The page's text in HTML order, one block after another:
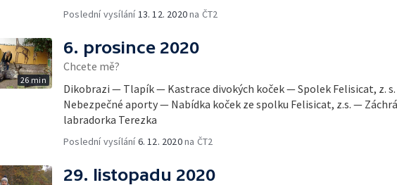
Poslední vysílání 13. 12. 2020na ČT2
26 min
6. prosince 2020
Chcete mě?
Dikobrazi — Tlapík — Kastrace divokých koček — Spolek Felisicat, z.
Nebezpečné aporty — Nabídka koček ze spolku Felisicat, z.s. —
labradorka Terezka
Poslední vysílání6. 12. 2020na ČT2
29. listopadu 2020